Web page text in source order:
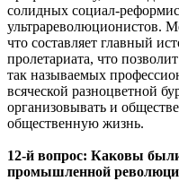
солидных социал-
ультрареволюционистов.
что составляет главный
пролетариата, что
так называемых
всяческой разноцветной
организовывать и
общественную жизнь.
12-й вопрос: Каковы
промышленной